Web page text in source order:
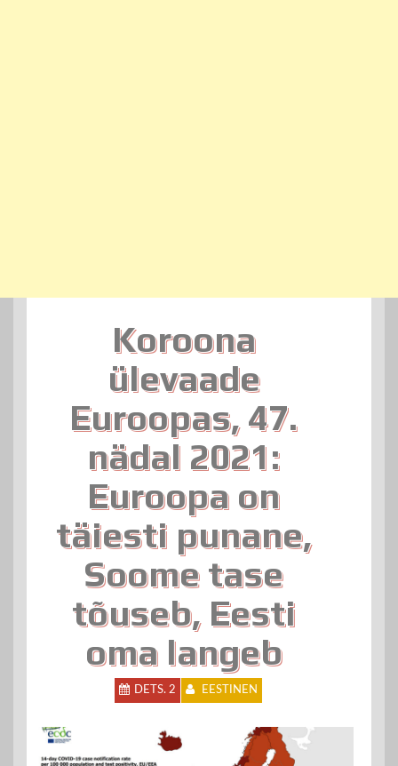
Koroona
ülevaade
Euroopas, 47.
nädal 2021:
Euroopa on
täiesti punane,
Soome tase
tõuseb, Eesti
oma langeb
DETS. 2 EESTINEN